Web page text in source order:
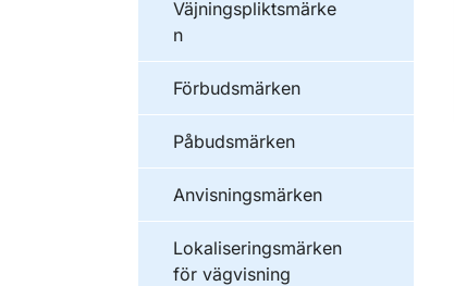
Väjningspliktsmärke
n
Förbudsmärken
Påbudsmärken
Anvisningsmärken
Lokaliseringsmärken
för vägvisning